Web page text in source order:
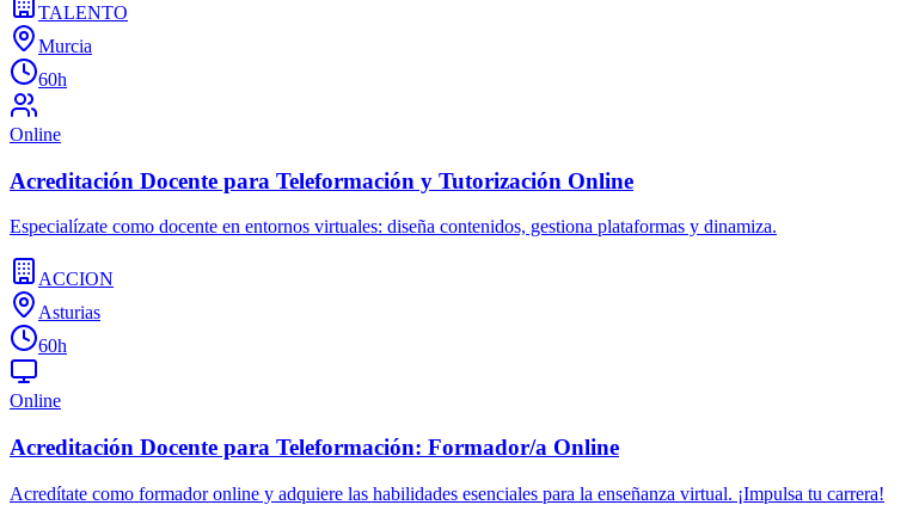
TALENTO
Murcia
60h
Online
Acreditación Docente para Teleformación y Tutorización Online
Especialízate como docente en entornos virtuales: diseña contenidos, gestiona plataformas y dinamiza.
ACCION
Asturias
60h
Online
Acreditación Docente para Teleformación: Formador/a Online
Acredítate como formador online y adquiere las habilidades esenciales para la enseñanza virtual. ¡Impulsa tu carrera!